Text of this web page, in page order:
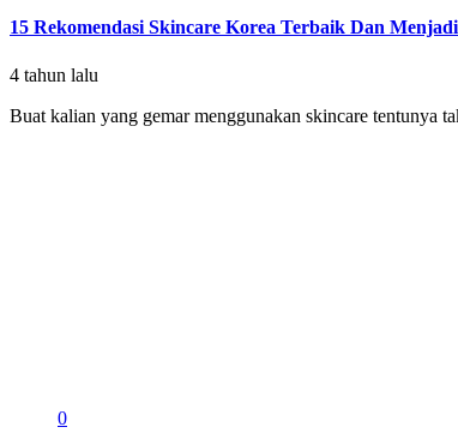
15 Rekomendasi Skincare Korea Terbaik Dan
4 tahun lalu
Buat kalian yang gemar menggunakan skincare tentunya
0